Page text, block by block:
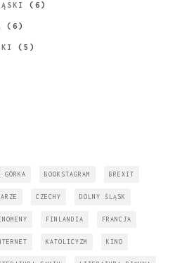
(6)
(6)
(5)
BOOKSTAGRAM BREXIT
CZECHY DOLNY ŚLĄSK
FINLANDIA FRANCJA
KATOLICYZM KINO